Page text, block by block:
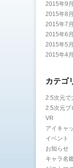
2015年9月
2015年8月
2015年7月
2015年6月
2015年5月
2015年4月
カテゴ
2.5次元で
2.5次元プ
VR
アイキャ
イベント
お知らせ
キャラ名